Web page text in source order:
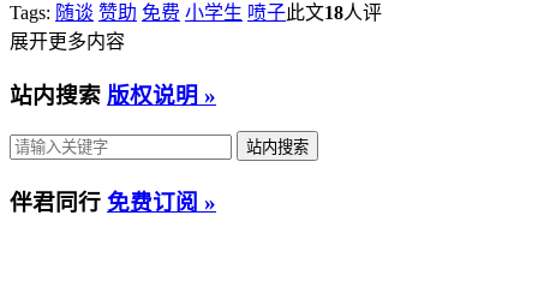
Tags: 随谈 赞助 免费 小学生 喷子此文18人评
展开更多内容
站内搜索 版权说明 »
伴君同行 免费订阅 »